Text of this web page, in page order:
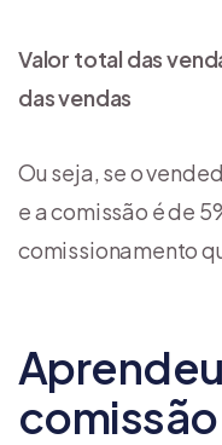
Valor total das
das vendas
Ou seja, se o
e a comissão é de
comissionamento